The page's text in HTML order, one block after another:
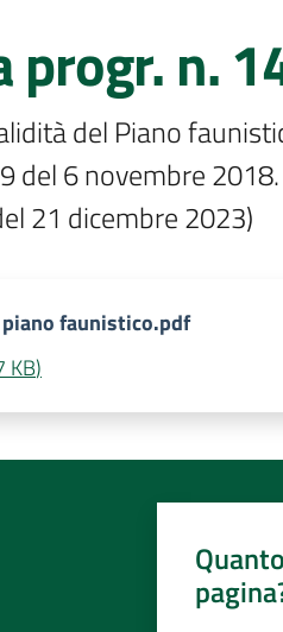
progr. n.
del Piano
del 6 novembre
21 dicembre 2023)
faunistico.pdf
KB)